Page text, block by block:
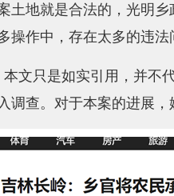
土地就是合法的，光明
操作中，存在太多的违
文只是如实引用，并不
调查。对于本案的进展